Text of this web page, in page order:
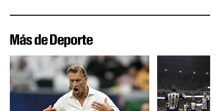
Más de Deporte